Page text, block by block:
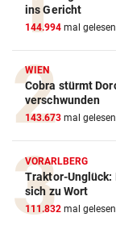
ins Gericht
144.994 mal gelesen
WIEN
Cobra stürmt
verschwunden
143.673 mal gelesen
VORARLBERG
Traktor-
sich zu Wort
111.832 mal gelesen